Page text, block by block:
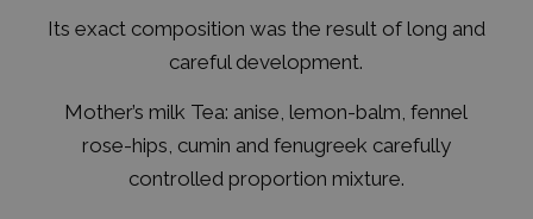
Its exact composition was the result of long and
careful development.
Mother’s milk Tea: anise, lemon-balm, fennel
rose-hips, cumin and fenugreek carefully
controlled proportion mixture.